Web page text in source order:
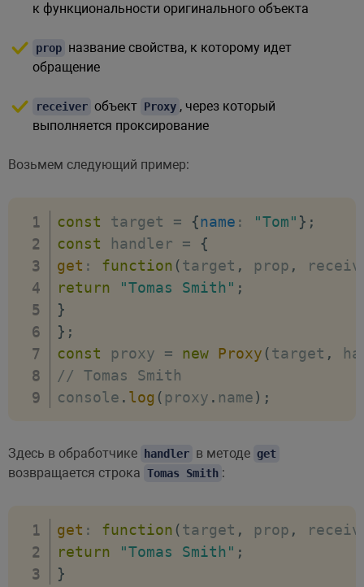
к функциональности оригинального объекта
prop название свойства, к которому идет
обращение
receiver объект Proxy , через который
выполняется проксирование
Возьмем следующий пример:
const target = {name : "Tom" } ;
const handler =
{
get : function (target , prop ,
return
"Tomas Smith" ;
}
} ;
const proxy = new Proxy (target ,
// Tomas Smith
console . log ( proxy . name) ;
Здесь в обработчике handler в методе get
возвращается строка Tomas Smith :
get : function (target , prop ,
return
"Tomas Smith" ;
}